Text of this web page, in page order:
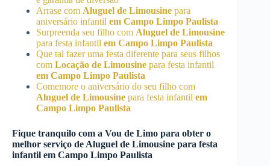
Arrase com Aluguel de Limousine para
aniversário infantil em Campo Limpo Paulista
Surpreenda seu filho com Aluguel de Limousine
para festa infantil em Campo Limpo Paulista
Que tal fazer uma festa diferente para seus filhos
com Locação de Limousine para festa infantil
em Campo Limpo Paulista
Comemore o aniversário do seu filho com
Aluguel de Limousine para festa infantil em
Campo Limpo Paulista
Fique tranquilo com a Vou de Limo para obter o
melhor serviço de Aluguel de Limousine para festa
infantil em Campo Limpo Paulista